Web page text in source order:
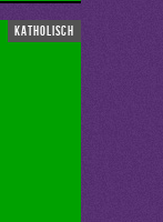
katholisch